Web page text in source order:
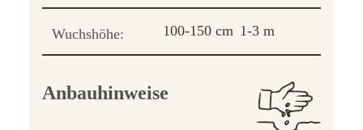
Wuchshöhe: 100-150 cm 1-3 m
Anbauhinweise